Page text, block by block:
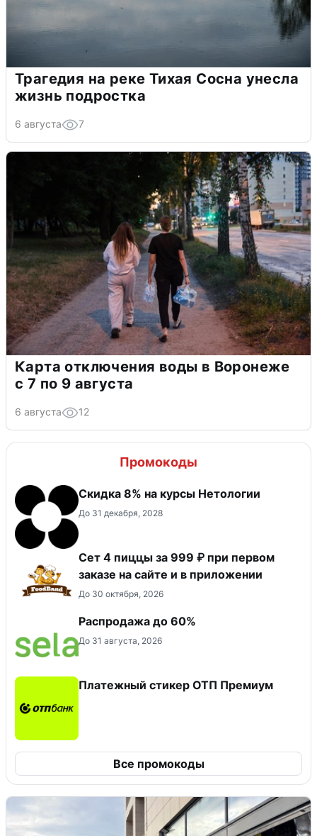
Трагедия на реке Тихая Сосна унесла
жизнь подростка
6 августа 7
Карта отключения воды в Воронеже
с 7 по 9 августа
6 августа 12
Промокоды
Скидка 8% на курсы Нетологии
До 31 декабря, 2028
Сет 4 пиццы за 999 ₽ при первом
заказе на сайте и в приложении
До 30 октября, 2026
Распродажа до 60%
До 31 августа, 2026
Платежный стикер ОТП Премиум
Все промокоды